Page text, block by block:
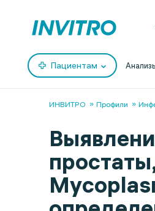
Пациентам
ИНВИТРО Профили